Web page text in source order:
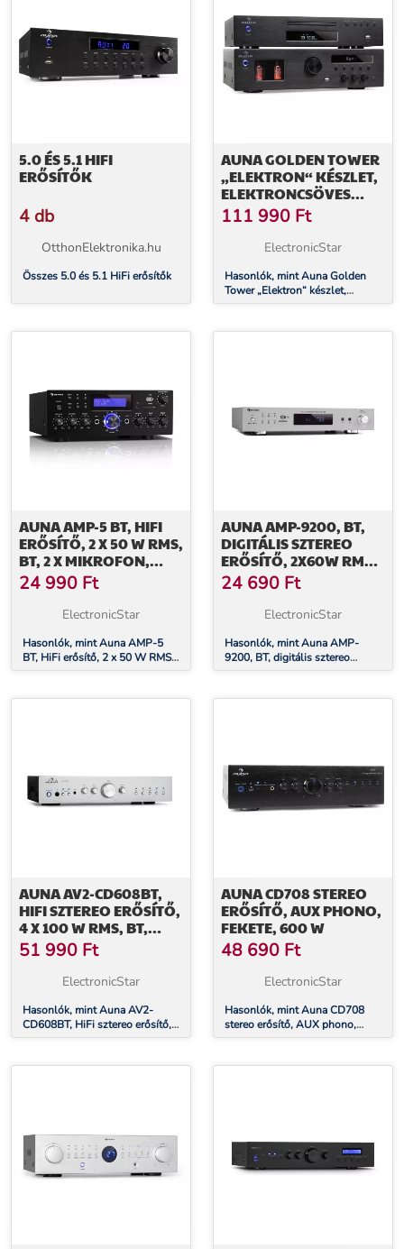
5.0 ÉS 5.1 HIFI
ERŐSÍTŐK
4 db
OtthonElektronika.hu
Összes 5.0 és 5.1 HiFi erősítők
AUNA GOLDEN TOWER
„ELEKTRON“ KÉSZLET,
ELEKTRONCSÖVES
ERŐSÍTŐ
111 990 Ft
ElectronicStar
Hasonlók, mint Auna Golden
Tower „Elektron“ készlet,
elektroncsöves erősítő
AUNA AMP-5 BT, HIFI
ERŐSÍTŐ, 2 X 50 W RMS,
BT, 2 X MIKROFON,
FEKETE
24 990 Ft
ElectronicStar
Hasonlók, mint Auna AMP-5
BT, HiFi erősítő, 2 x 50 W RMS,
BT, 2 x mikrofon, fekete
AUNA AMP-9200, BT,
DIGITÁLIS SZTEREO
ERŐSÍTŐ, 2X60W RMS,
BT, MIKROFON,
EZÜSTSZÍNŰ
24 690 Ft
ElectronicStar
Hasonlók, mint Auna AMP-
9200, BT, digitális sztereo
erősítő, 2x60W RMS, BT,
AUNA AV2-CD608BT,
HIFI SZTEREO ERŐSÍTŐ,
4 X 100 W RMS, BT,
DIGITÁLIS OPTIKAI
BEMENET
51 990 Ft
ElectronicStar
Hasonlók, mint Auna AV2-
CD608BT, HiFi sztereo erősítő,
4 x 100 W RMS, BT, digitális
AUNA CD708 STEREO
ERŐSÍTŐ, AUX PHONO,
FEKETE, 600 W
48 690 Ft
ElectronicStar
Hasonlók, mint Auna CD708
stereo erősítő, AUX phono,
fekete, 600 W